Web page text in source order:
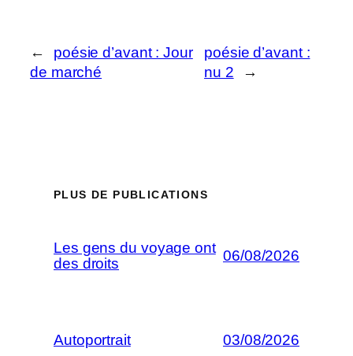
←
poésie d’avant : Jour
de marché
poésie d’avant :
nu 2
→
PLUS DE PUBLICATIONS
Les gens du voyage ont
des droits
06/08/2026
Autoportrait 03/08/2026